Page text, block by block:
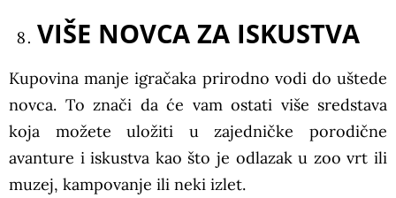
VIŠE NOVCA ZA ISKUSTVA
Kupovina manje igračaka prirodno vodi do uštede
novca. To znači da će vam ostati više sredstava
koja možete uložiti u zajedničke porodične
avanture i iskustva kao što je odlazak u zoo vrt ili
muzej, kampovanje ili neki izlet.